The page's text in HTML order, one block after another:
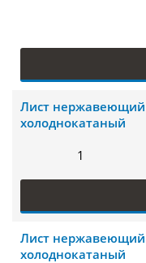
Лист нержавеющий
холоднокатаный
1
Лист нержавеющий
холоднокатаный